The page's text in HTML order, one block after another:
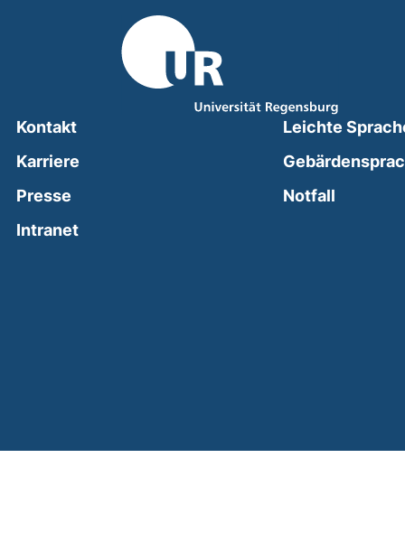
Kontakt
Karriere
Presse
Intranet(external link, opens in a new window)
Leichte
Notfall